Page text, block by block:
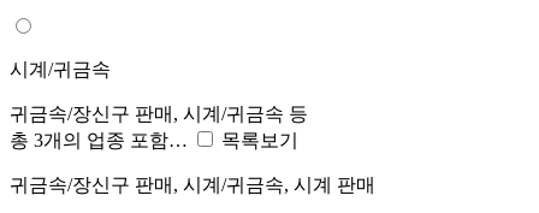
시계/귀금속
귀금속/장신구 판매, 시계/귀금속 등
총 3개의 업종 포함…
목록보기
귀금속/장신구 판매, 시계/귀금속, 시계 판매